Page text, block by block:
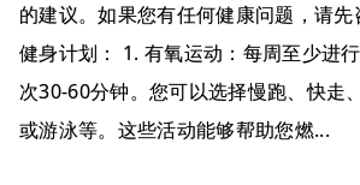
的建议。如果您有任何健康问题，请先
健身计划： 1. 有氧运动：每周至少进
次30-60分钟。您可以选择慢跑、快走
或游泳等。这些活动能够帮助您燃...